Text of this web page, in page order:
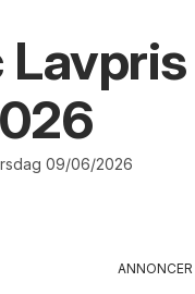
09/06/2026
ANNONCER